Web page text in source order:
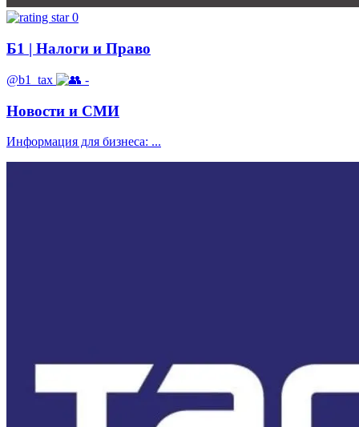
0
Б1 | Налоги и Право
@b1_tax -
Новости и СМИ
Информация для бизнеса: ...